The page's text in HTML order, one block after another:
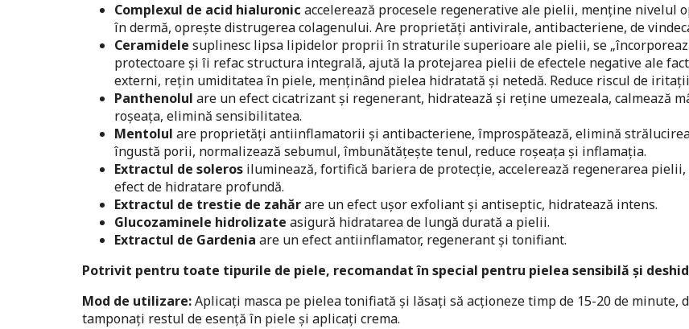
Complexul de acid hialuronic accelerează procesele regenerative ale pielii, menține nivelul
în dermă, oprește distrugerea colagenului. Are proprietăți antivirale, antibacteriene, de
Ceramidele suplinesc lipsa lipidelor proprii în straturile superioare ale pielii, se
protectoare și îi refac structura integrală, ajută la protejarea pielii de efectele negative ale
externi, rețin umiditatea în piele, menținând pielea hidratată și netedă. Reduce riscul de
Panthenolul are un efect cicatrizant și regenerant, hidratează și reține umezeala, calmează
roșeața, elimină sensibilitatea.
Mentolul are proprietăți antiinflamatorii și antibacteriene, împrospătează, elimină
îngustă porii, normalizează sebumul, îmbunătățește tenul, reduce roșeața și inflamația.
Extractul de soleros iluminează, fortifică bariera de protecție, accelerează regenerarea
efect de hidratare profundă.
Extractul de trestie de zahărare un efect ușor exfoliant și antiseptic, hidratează intens.
Glucozaminele hidrolizate asigură hidratarea de lungă durată a pielii.
Extractul de Gardenia are un efect antiinflamator, regenerant și tonifiant.
Potrivit pentru toate tipurile de piele, recomandat în special pentru pielea sensibilă și
Mod de utilizare:Aplicați masca pe pielea tonifiată și lăsați să acționeze timp de 15-20 de minute,
tamponați restul de esență în piele și aplicați crema.